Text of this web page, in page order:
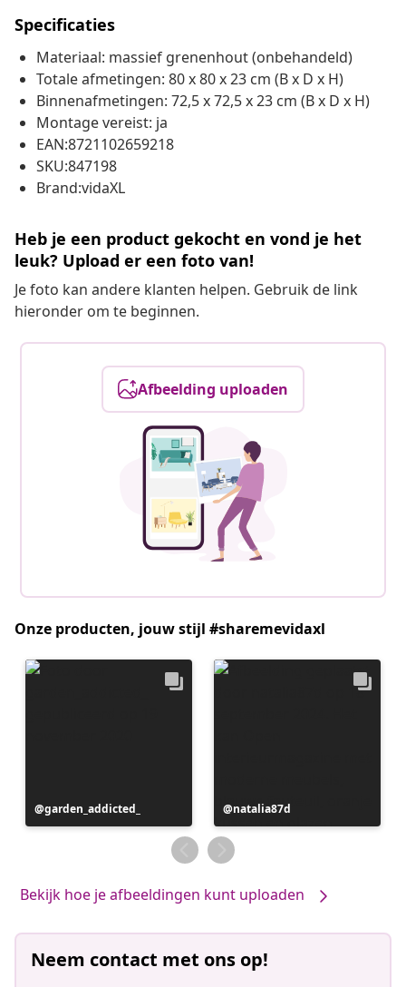
Specificaties
Materiaal: massief grenenhout (onbehandeld)
Totale afmetingen: 80 x 80 x 23 cm (B x D x H)
Binnenafmetingen: 72,5 x 72,5 x 23 cm (B x D x H)
Montage vereist: ja
EAN:8721102659218
SKU:847198
Brand:vidaXL
Heb je een product gekocht en vond je het
leuk? Upload er een foto van!
Je foto kan andere klanten helpen. Gebruik de link
hieronder om te beginnen.
Afbeelding uploaden
Onze producten, jouw stijl #sharemevidaxl
Bericht
gepubliceerd
garden_addicted_
Bericht
gepubliceerd
door
natalia87d
Bekijk hoe je afbeeldingen kunt uploaden
Neem contact met ons op!